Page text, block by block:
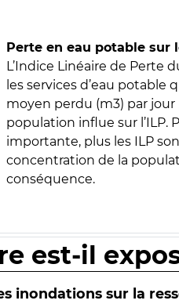
Perte en eau potable sur
L’Indice Linéaire de Perte
les services d’eau potable
moyen perdu (m3) par
population influe sur l’ILP.
importante, plus les ILP
concentration de la
conséquence.
est-il
inondations sur la